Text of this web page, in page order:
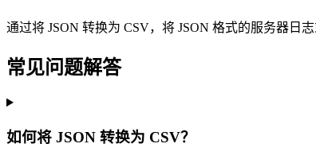
通过将 JSON 转换为 CSV，将 JSON 格式的服务器日
常见问题解答
如何将 JSON 转换为 CSV？